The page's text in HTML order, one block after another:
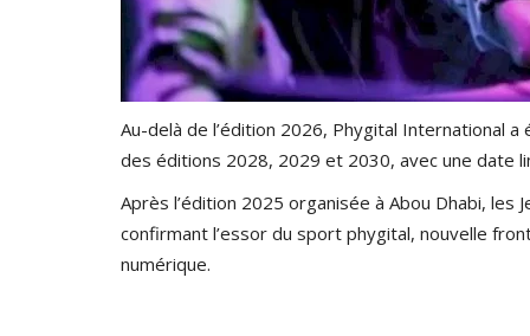
Au-delà de l’édition 2026, Phygital International a
des éditions 2028, 2029 et 2030, avec une date
Après l’édition 2025 organisée à Abou Dhabi, les
confirmant l’essor du sport phygital, nouvelle
numérique.